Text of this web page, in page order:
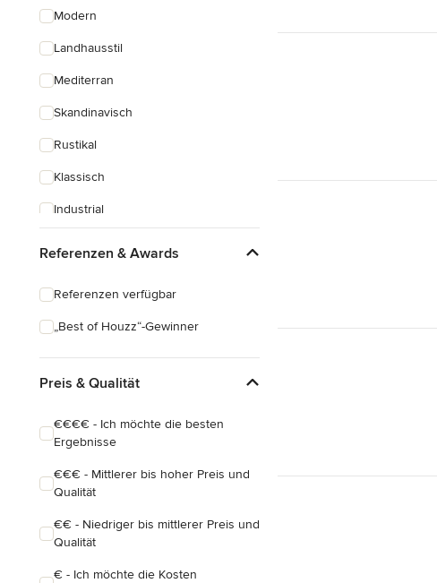
Modern
Landhausstil
Mediterran
Skandinavisch
Rustikal
Klassisch
Industrial
Referenzen & Awards
Referenzen verfügbar
„Best of Houzz“-Gewinner
Preis & Qualität
€€€€ - Ich möchte die besten
Ergebnisse
€€€ - Mittlerer bis hoher Preis und
Qualität
€€ - Niedriger bis mittlerer Preis und
Qualität
€ - Ich möchte die Kosten